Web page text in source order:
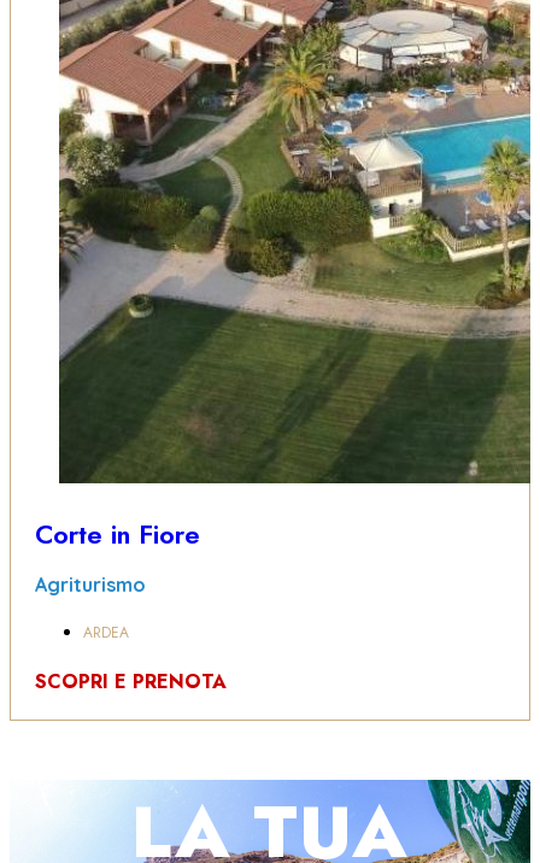
Corte in Fiore
Agriturismo
ARDEA
SCOPRI E PRENOTA
LA TUA